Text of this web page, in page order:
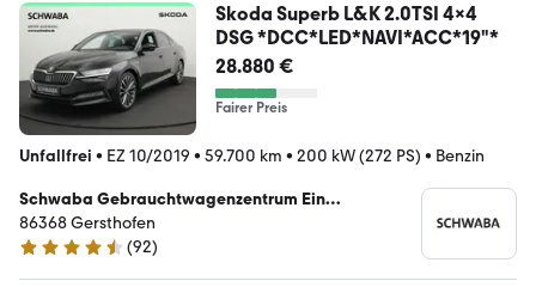
Skoda Superb L&K 2.0TSI 4x4
DSG *DCC*LED*NAVI*ACC*19"*
28.880 €
Fairer Preis
Unfallfrei • EZ 10/2019 • 59.700 km • 200 kW (272 PS) • Benzin
Schwaba Gebrauchtwagenzentrum Ein
Unternehmen der Schwaba GmbH
86368 Gersthofen
4.5 Sterne
(92)